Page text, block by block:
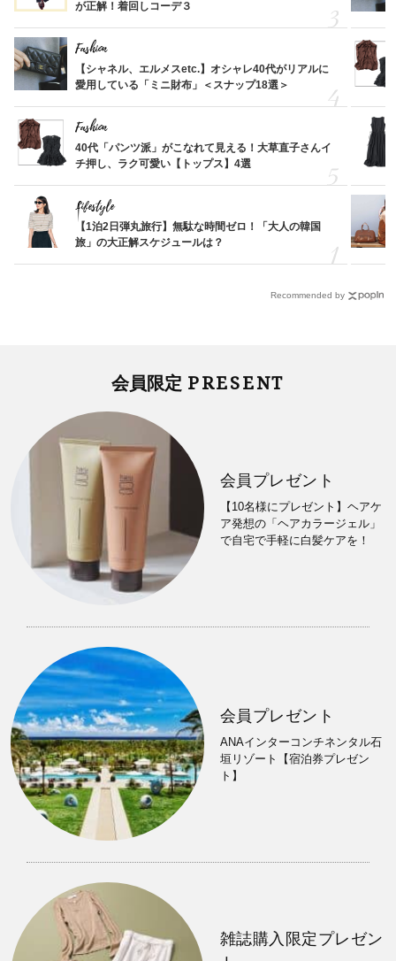
が正解！着回しコーデ３
Fashion
【シャネル、エルメスetc.】オシャレ40代がリアルに
愛用している「ミニ財布」＜スナップ18選＞
Fashion
40代「パンツ派」がこなれて見える！大草直子さんイ
チ押し、ラク可愛い【トップス】4選
Lifestyle
【1泊2日弾丸旅行】無駄な時間ゼロ！「大人の韓国
旅」の大正解スケジュールは？
Recommended by
会員限定 PRESENT
会員プレゼント
【10名様にプレゼント】ヘアケ
ア発想の「ヘアカラージェル」
で自宅で手軽に白髪ケアを！
会員プレゼント
ANAインターコンチネンタル石
垣リゾート【宿泊券プレゼン
ト】
雑誌購入限定プレゼン